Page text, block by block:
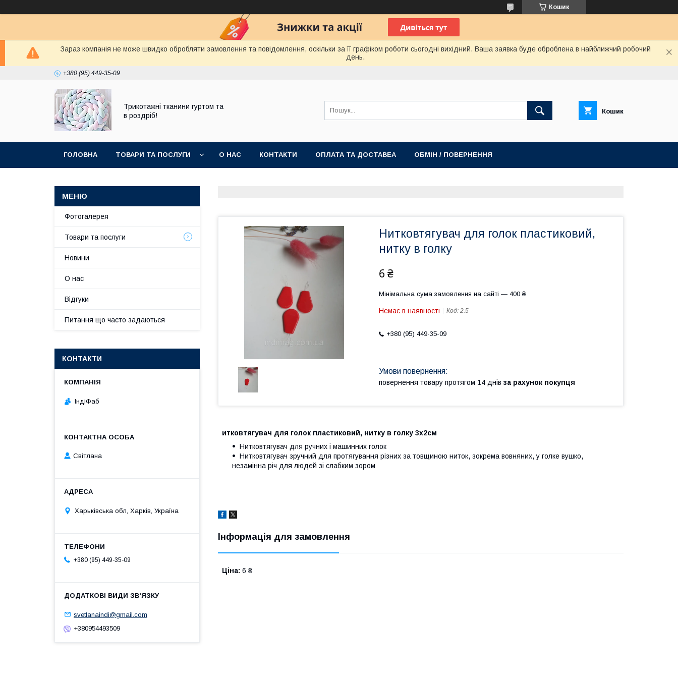
Кошик
Зараз компанія не може швидко обробляти замовлення та повідомлення, оскільки за її графіком роботи сьогодні вихідний. Ваша заявка буде оброблена в найближчий робочий
день.
+380 (95) 449-35-09
Трикотажні тканини гуртом та
в роздріб!
Кошик
ГОЛОВНА ТОВАРИ ТА ПОСЛУГИ О НАС КОНТАКТИ ОПЛАТА ТА ДОСТАВЕА ОБМІН / ПОВЕРНЕННЯ
Нитковтягувач для голок пластиковий,
нитку в голку
6 ₴
Мінімальна сума замовлення на сайті — 400 ₴
Немає в наявності Код: 2.5
+380 (95) 449-35-09
повернення товару протягом 14 днів за рахунок покупця
итковтягувач для голок пластиковий, нитку в голку 3х2см
Нитковтягувач для ручних і машинних голок
Нитковтягувач зручний для протягування різних за товщиною ниток, зокрема вовняних, у голке вушко,
незамінна річ для людей зі слабким зором
Інформація для замовлення
Ціна: 6 ₴
Фотогалерея
Товари та послуги
Новини
О нас
Відгуки
Питання що часто задаються
КОНТАКТИ
ІндіФаб
Світлана
Харьківська обл, Харків, Україна
+380 (95) 449-35-09
svetlanaindi@gmail.com
+380954493509